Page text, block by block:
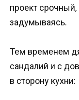
проект
задумываясь.
Тем временем
сандалий и с
в сторону кухни: